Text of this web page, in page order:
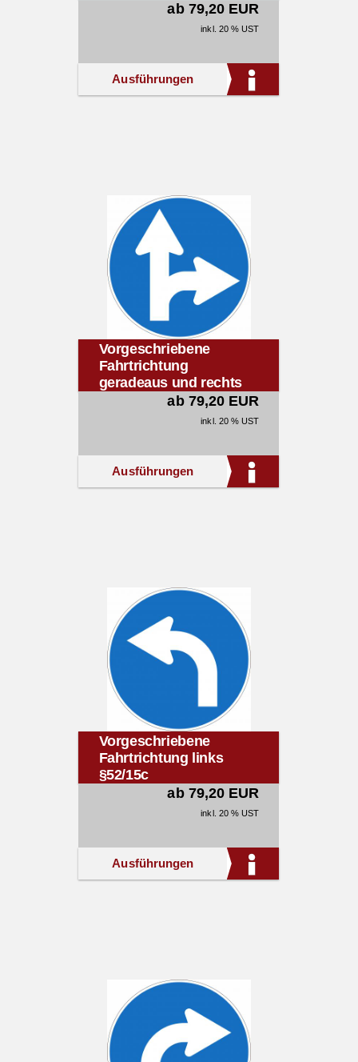
ab 79,20 EUR
inkl. 20 % UST
Ausführungen
Vorgeschriebene
Fahrtrichtung
geradeaus und rechts
ab 79,20 EUR
inkl. 20 % UST
Ausführungen
Vorgeschriebene
Fahrtrichtung links
§52/15c
ab 79,20 EUR
inkl. 20 % UST
Ausführungen